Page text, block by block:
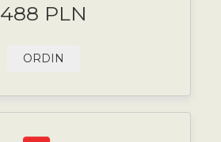
488 PLN
ORDIN